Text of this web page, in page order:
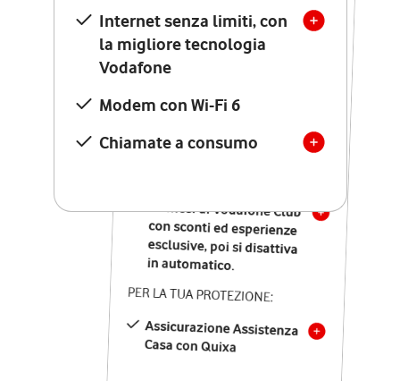
Internet senza limiti, con
la migliore tecnologia
Vodafone
Modem con Wi-Fi 6
Chiamate a consumo
Internet senza limiti, con
la migliore tecnologia
Vodafone
Modem Seven con Wi-Fi 7
Chiamate illimitate verso
numeri fissi e mobili
nazionali
12 mesi di Vodafone Club
con sconti ed esperienze
esclusive, poi si disattiva
in automatico.
PER LA TUA PROTEZIONE:
Assicurazione Assistenza
Casa con Quixa